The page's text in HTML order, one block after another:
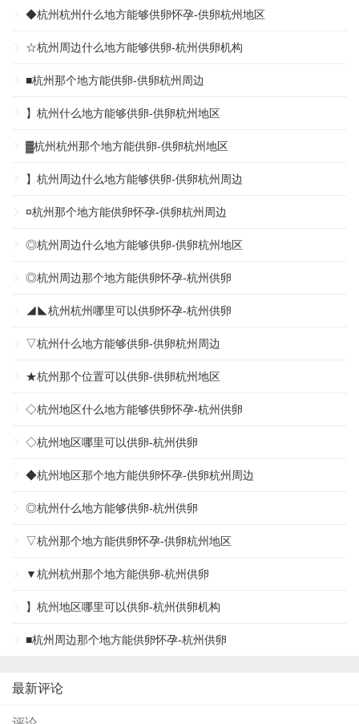
◆杭州杭州什么地方能够供卵怀孕-供卵杭州地区
☆杭州周边什么地方能够供卵-杭州供卵机构
■杭州那个地方能供卵-供卵杭州周边
】杭州什么地方能够供卵-供卵杭州地区
▓杭州杭州那个地方能供卵-供卵杭州地区
】杭州周边什么地方能够供卵-供卵杭州周边
¤杭州那个地方能供卵怀孕-供卵杭州周边
◎杭州周边什么地方能够供卵-供卵杭州地区
◎杭州周边那个地方能供卵怀孕-杭州供卵
◢◣杭州杭州哪里可以供卵怀孕-杭州供卵
▽杭州什么地方能够供卵-供卵杭州周边
★杭州那个位置可以供卵-供卵杭州地区
◇杭州地区什么地方能够供卵怀孕-杭州供卵
◇杭州地区哪里可以供卵-杭州供卵
◆杭州地区那个地方能供卵怀孕-供卵杭州周边
◎杭州什么地方能够供卵-杭州供卵
▽杭州那个地方能供卵怀孕-供卵杭州地区
▼杭州杭州那个地方能供卵-杭州供卵
】杭州地区哪里可以供卵-杭州供卵机构
■杭州周边那个地方能供卵怀孕-杭州供卵
最新评论